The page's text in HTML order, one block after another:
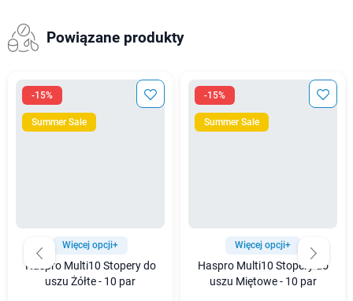
Powiązane produkty
-15%
Summer Sale
Więcej opcji+
Haspro Multi10 Stopery do
uszu Żółte - 10 par
-15%
Summer Sale
Więcej opcji+
Haspro Multi10 Stopery do
uszu Miętowe - 10 par